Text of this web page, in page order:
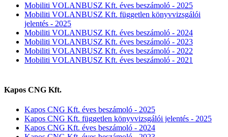
Mobiliti VOLANBUSZ Kft. éves beszámoló - 2025
Mobiliti VOLANBUSZ Kft. független könyvvizsgálói
jelentés - 2025
Mobiliti VOLANBUSZ Kft. éves beszámoló - 2024
Mobiliti VOLANBUSZ Kft. éves beszámoló - 2023
Mobiliti VOLANBUSZ Kft. éves beszámoló - 2022
Mobiliti VOLANBUSZ Kft. éves beszámoló - 2021
Kapos CNG Kft.
Kapos CNG Kft. éves beszámoló - 2025
Kapos CNG Kft. független könyvvizsgálói jelentés - 2025
Kapos CNG Kft. éves beszámoló - 2024